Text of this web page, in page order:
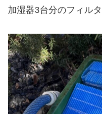
加湿器3台分のフィル